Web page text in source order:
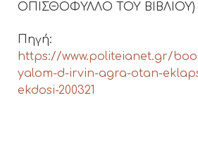
ΟΠΙΣΘΟΦΥΛΛΟ ΤΟΥ ΒΙΒΛΙΟΥ)
Πηγή:
https://www.politeianet.gr/
yalom-d-irvin-agra-otan-
ekdosi-200321